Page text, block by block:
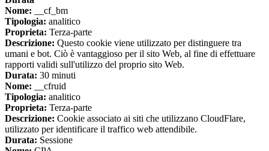
Nome: __cf_bm
Tipologia: analitico
Proprieta: Terza-parte
Descrizione: Questo cookie viene utilizzato per distinguere tra
umani e bot. Ciò è vantaggioso per il sito Web, al fine di effettuare
rapporti validi sull'utilizzo del proprio sito Web.
Durata: 30 minuti
Nome: __cfruid
Tipologia: analitico
Proprieta: Terza-parte
Descrizione: Cookie associato ai siti che utilizzano CloudFlare,
utilizzato per identificare il traffico web attendibile.
Durata: Sessione